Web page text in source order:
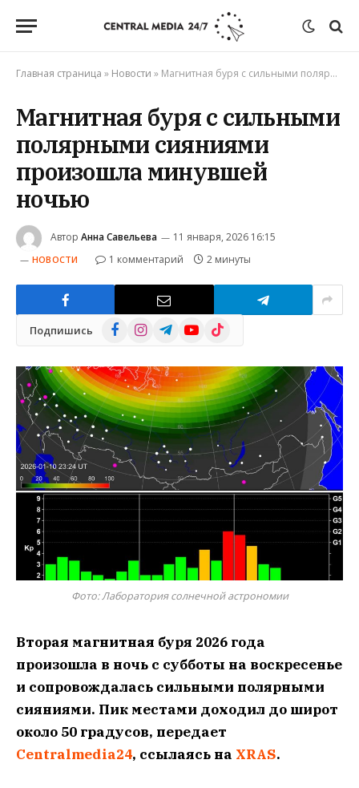
Главная страница » Новости » Магнитная буря с сильными полярными сияниями произошла минувшей ночью
Магнитная буря с сильными
полярными сияниями
произошла минувшей
ночью
Автор Анна Савельева 11 января, 2026 16:15
НОВОСТИ 1 комментарий 2 минуты
Подпишись FacebookInstagramTelegramYouTube
TikTok
Фото: Лаборатория солнечной астрономии
Вторая магнитная буря 2026 года
произошла в ночь с субботы на воскресенье
и сопровождалась сильными полярными
сияниями. Пик местами доходил до широт
около 50 градусов, передает
Centralmedia24, ссылаясь на XRAS.